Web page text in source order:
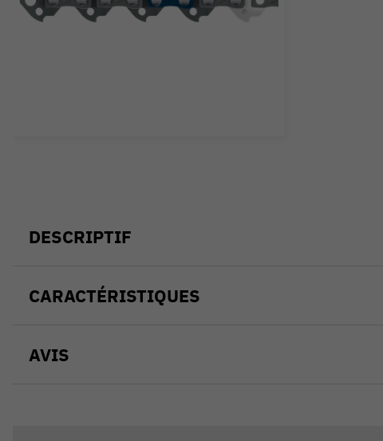
DESCRIPTIF
CARACTÉRISTIQUES
AVIS